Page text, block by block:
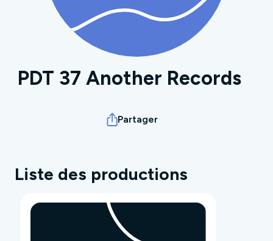
PDT 37 Another Records
Partager
Liste des productions